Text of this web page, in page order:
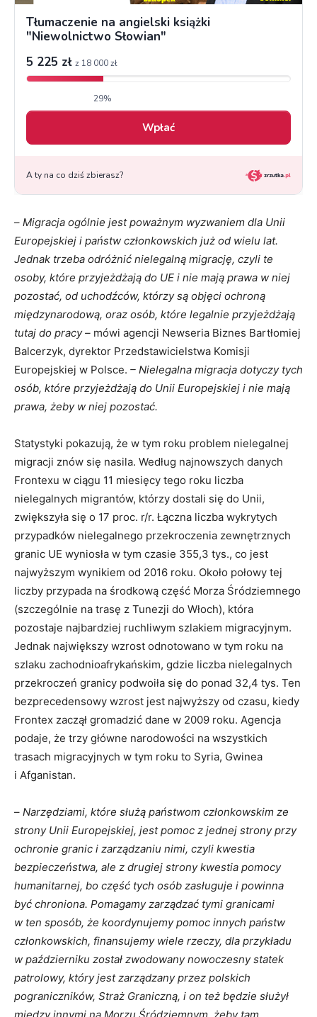
– Migracja ogólnie jest poważnym wyzwaniem dla Unii
Europejskiej i państw członkowskich już od wielu lat.
Jednak trzeba odróżnić nielegalną migrację, czyli te
osoby, które przyjeżdżają do UE i nie mają prawa w niej
pozostać, od uchodźców, którzy są objęci ochroną
międzynarodową, oraz osób, które legalnie przyjeżdżają
tutaj do pracy – mówi agencji Newseria Biznes Bartłomiej
Balcerzyk, dyrektor Przedstawicielstwa Komisji
Europejskiej w Polsce. – Nielegalna migracja dotyczy tych
osób, które przyjeżdżają do Unii Europejskiej i nie mają
prawa, żeby w niej pozostać.
Statystyki pokazują, że w tym roku problem nielegalnej
migracji znów się nasila. Według najnowszych danych
Frontexu w ciągu 11 miesięcy tego roku liczba
nielegalnych migrantów, którzy dostali się do Unii,
zwiększyła się o 17 proc. r/r. Łączna liczba wykrytych
przypadków nielegalnego przekroczenia zewnętrznych
granic UE wyniosła w tym czasie 355,3 tys., co jest
najwyższym wynikiem od 2016 roku. Około połowy tej
liczby przypada na środkową część Morza Śródziemnego
(szczególnie na trasę z Tunezji do Włoch), która
pozostaje najbardziej ruchliwym szlakiem migracyjnym.
Jednak największy wzrost odnotowano w tym roku na
szlaku zachodnioafrykańskim, gdzie liczba nielegalnych
przekroczeń granicy podwoiła się do ponad 32,4 tys. Ten
bezprecedensowy wzrost jest najwyższy od czasu, kiedy
Frontex zaczął gromadzić dane w 2009 roku. Agencja
podaje, że trzy główne narodowości na wszystkich
trasach migracyjnych w tym roku to Syria, Gwinea
i Afganistan.
– Narzędziami, które służą państwom członkowskim ze
strony Unii Europejskiej, jest pomoc z jednej strony przy
ochronie granic i zarządzaniu nimi, czyli kwestia
bezpieczeństwa, ale z drugiej strony kwestia pomocy
humanitarnej, bo część tych osób zasługuje i powinna
być chroniona. Pomagamy zarządzać tymi granicami
w ten sposób, że koordynujemy pomoc innych państw
członkowskich, finansujemy wiele rzeczy, dla przykładu
w październiku został zwodowany nowoczesny statek
patrolowy, który jest zarządzany przez polskich
pograniczników, Straż Graniczną, i on też będzie służył